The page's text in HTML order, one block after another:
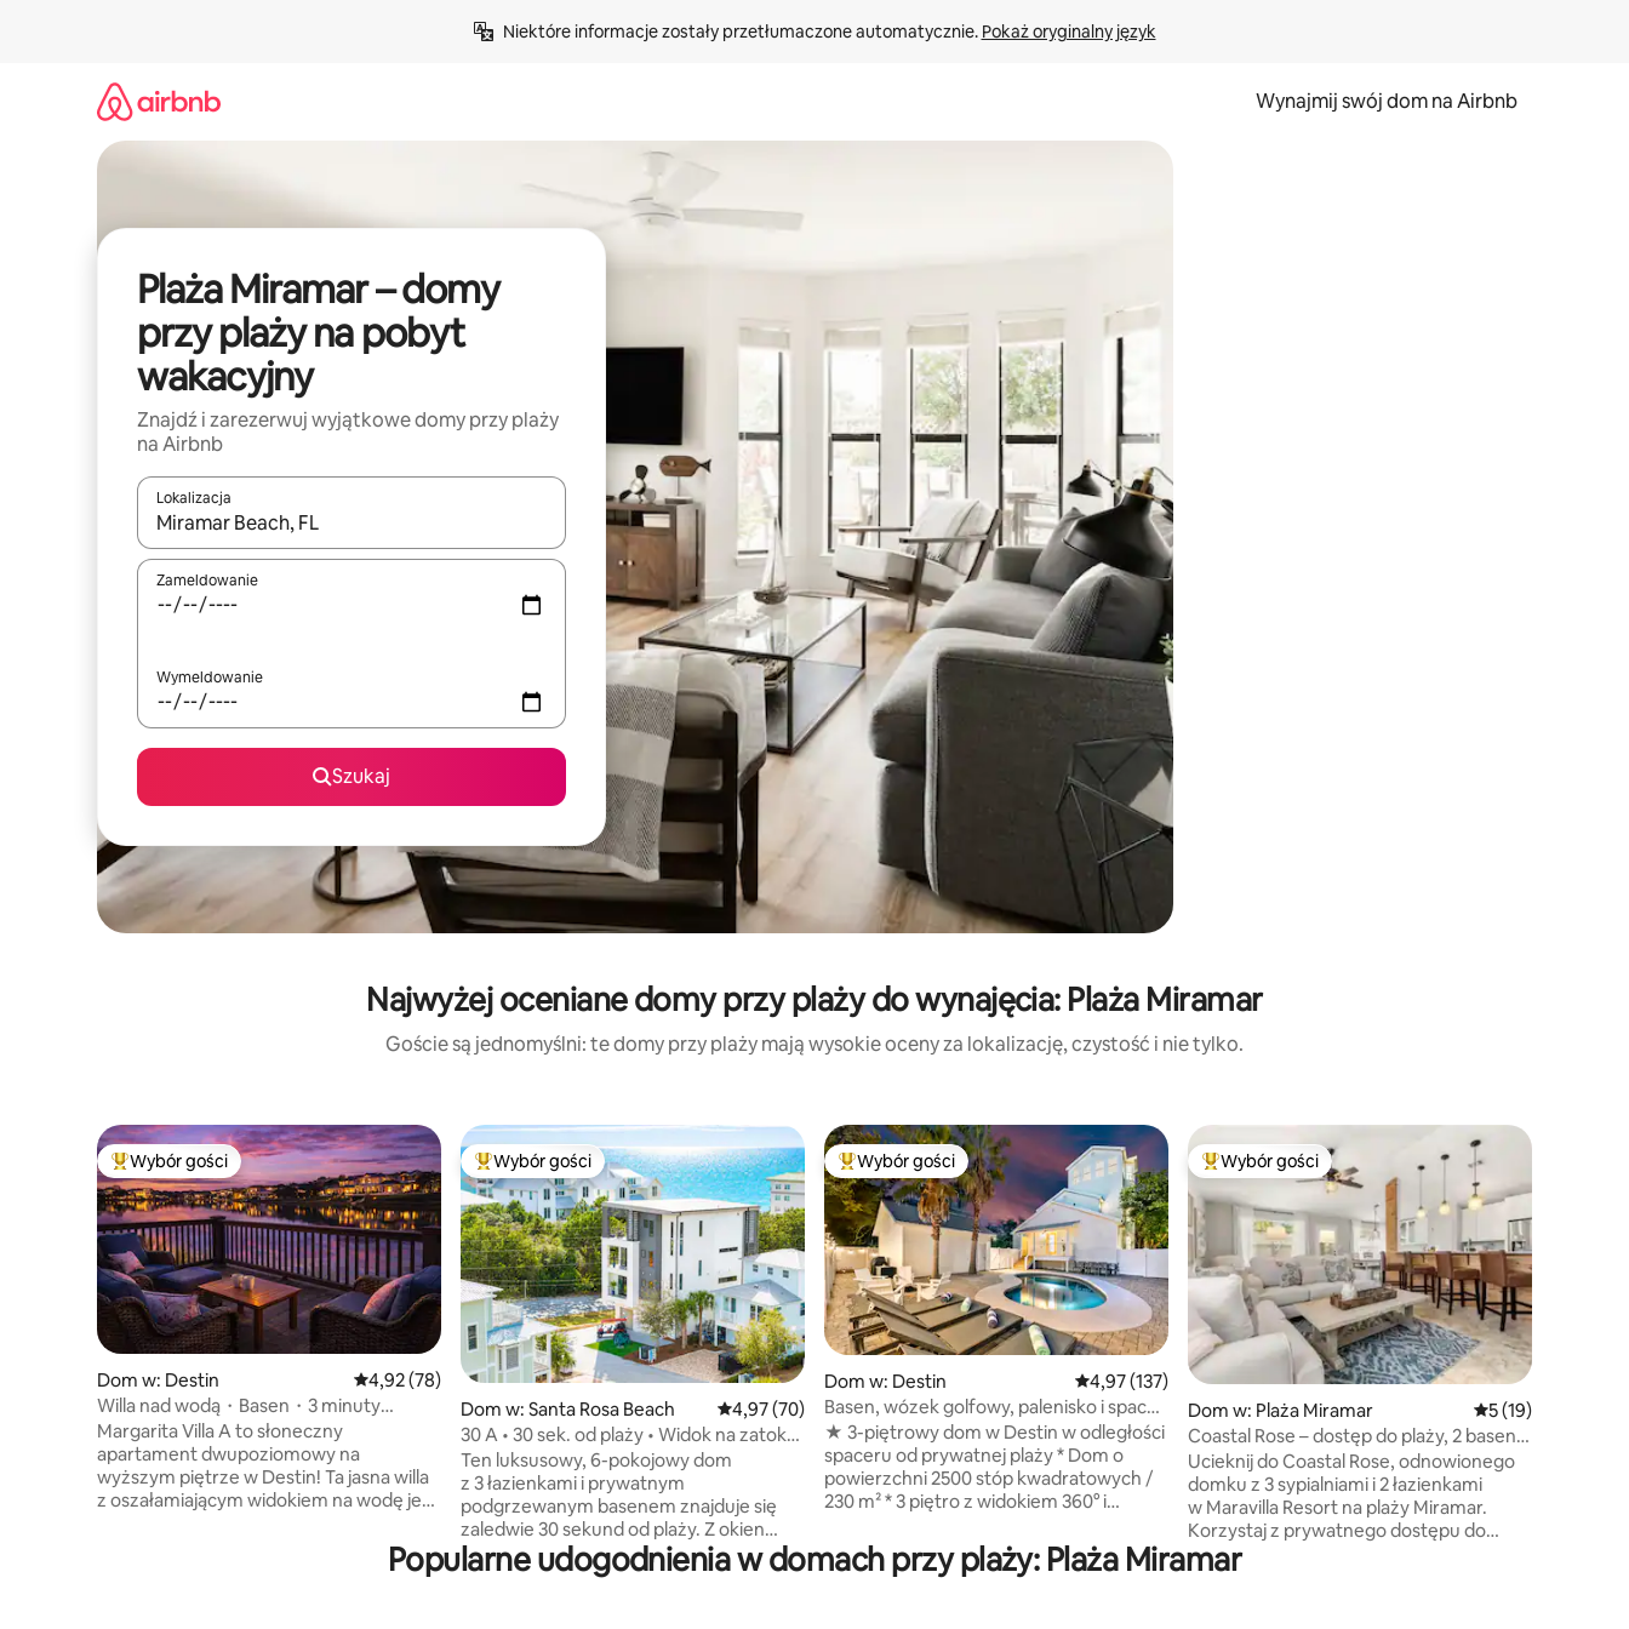
Niektóre informacje zostały przetłumaczone automatycznie. Pokaż oryginalny język
Wynajmij swój dom na Airbnb
Plaża Miramar – domy
przy plaży na pobyt
wakacyjny
Znajdź i zarezerwuj wyjątkowe domy przy plaży
na Airbnb
Lokalizacja
Gdy wyniki będą dostępne, możesz poruszać się po nich za pomocą klawiszy strzałek w górę i w dół lub przeglądać je za pomocą gestów dotykowych lub przesuwania.
Zameldowanie
Wymeldowanie
Szukaj
Najwyżej oceniane domy przy plaży do wynajęcia: Plaża Miramar
Goście są jednomyślni: te domy przy plaży mają wysokie oceny za lokalizację, czystość i nie tylko.
Najpopularniejsze z kategorii Wybór gości
Wybór gości
Dom w: Destin Średnia ocena: 4,92 na 5, liczba recenzji: 78
4,92 (78)
Willa nad wodą・Basen・3 minuty
spacerem do plaży i restauracji
Margarita Villa A to słoneczny
apartament dwupoziomowy na
wyższym piętrze w Destin! Ta jasna willa
z oszałamiającym widokiem na wodę jest
bezstresowymi dniami na plaży dzięki
Najpopularniejsze z kategorii Wybór gości
Wybór gości
Dom w: Santa Rosa Beach Średnia ocena: 4,97 na 5, liczba recenzji: 70
4,97 (70)
30 A • 30 sek. od plaży • Widok na zatokę
• 16 miejsc noclegowych • Winda
Ten luksusowy, 6-pokojowy dom
z 3 łazienkami i prywatnym
podgrzewanym basenem znajduje się
zaledwie 30 sekund od plaży. Z okien
rozciąga się widok na zatokę, a do domu
można dostać się windą. Miejsce
Najpopularniejsze z kategorii Wybór gości
Wybór gości
Dom w: Destin Średnia ocena: 4,97 na 5, liczba recenzji: 137
4,97 (137)
Basen, wózek golfowy, palenisko i spacer
na plażę
★ 3-piętrowy dom w Destin w odległości
spaceru od prywatnej plaży * Dom o
powierzchni 2500 stóp kwadratowych /
230 m² * 3 piętro z widokiem 360° i
prywatnej plaży i 6 minut pieszo do
Crystal Beach * Prywatny basen + oaza
Najpopularniejsze z kategorii Wybór gości
Wybór gości
Dom w: Plaża Miramar Średnia ocena: 5
5 (19)
Coastal Rose – dostęp do plaży, 2 baseny
i wózki golfowe
Ucieknij do Coastal Rose, odnowionego
domku z 3 sypialniami i 2 łazienkami
w Maravilla Resort na plaży Miramar.
Korzystaj z prywatnego dostępu do
plaży, 2 basenów, kortów tenisowych i do
pickleballa oraz 2 wózków golfowych.
Popularne udogodnienia w domach przy plaży: Plaża Miramar